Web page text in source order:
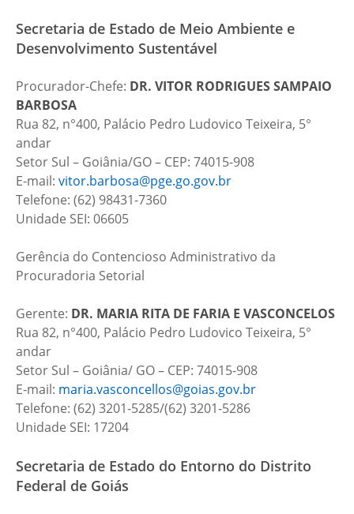
Secretaria de Estado de Meio Ambiente e
Desenvolvimento Sustentável
Procurador-Chefe: DR. VITOR RODRIGUES SAMPAIO
BARBOSA
Rua 82, n°400, Palácio Pedro Ludovico Teixeira, 5°
andar
Setor Sul – Goiânia/GO – CEP: 74015-908
E-mail: vitor.barbosa@pge.go.gov.br
Telefone: (62) 98431-7360
Unidade SEI: 06605
Gerência do Contencioso Administrativo da
Procuradoria Setorial
Gerente: DR. MARIA RITA DE FARIA E VASCONCELOS
Rua 82, n°400, Palácio Pedro Ludovico Teixeira, 5°
andar
Setor Sul – Goiânia/ GO – CEP: 74015-908
E-mail: maria.vasconcellos@goias.gov.br
Telefone: (62) 3201-5285/(62) 3201-5286
Unidade SEI: 17204
Secretaria de Estado do Entorno do Distrito
Federal de Goiás